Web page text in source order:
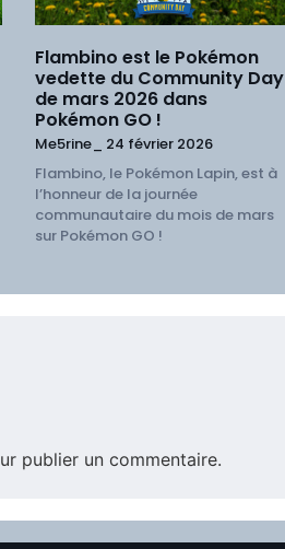
Flambino est le Pokémon
vedette du Community Day
de mars 2026 dans
Pokémon GO !
Me5rine_ 24 février 2026
Flambino, le Pokémon Lapin, est à
l’honneur de la journée
communautaire du mois de mars
sur Pokémon GO !
publier un commentaire.